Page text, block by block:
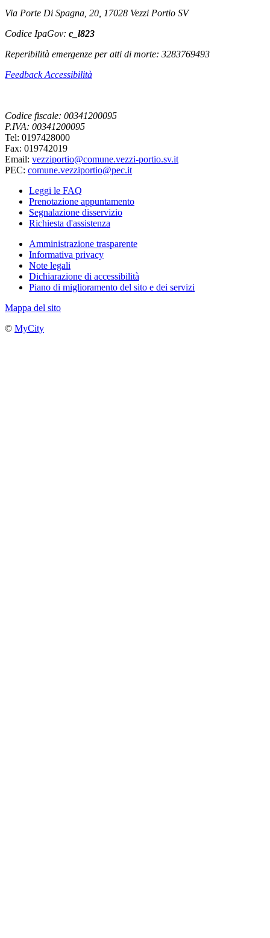
Via Porte Di Spagna, 20, 17028 Vezzi Portio SV
Codice IpaGov: c_l823
Reperibilità emergenze per atti di morte: 3283769493
Feedback Accessibilità
Codice fiscale: 00341200095
P.IVA: 00341200095
Tel: 0197428000
Fax: 019742019
Email: vezziportio@comune.vezzi-portio.sv.it
PEC: comune.vezziportio@pec.it
Leggi le FAQ
Prenotazione appuntamento
Segnalazione disservizio
Richiesta d'assistenza
Amministrazione trasparente
Informativa privacy
Note legali
Dichiarazione di accessibilità
Piano di miglioramento del sito e dei servizi
Mappa del sito
© MyCity